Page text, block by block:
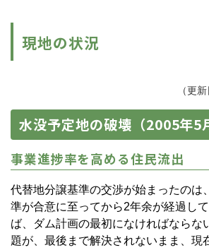
現地の状況
（更
水没予定地の破壊（2005年5
事業進捗率を高める住民流出
代替地分譲基準の交渉が始まったのは
準が合意に至ってから2年余が経過し
ば、ダム計画の最初になければならな
題が、最後まで解決されないまま、現